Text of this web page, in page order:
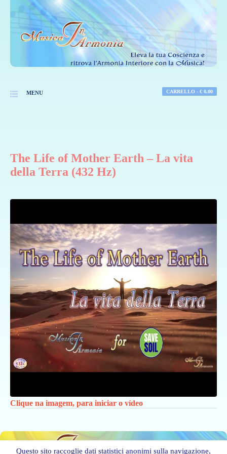
MENU CARRELLO - € 0,00
The Life of Mother Earth – La vita
della Terra (432 Hz)
Clique na imagem, para iniciar o vídeo
Questo sito raccoglie dati statistici anonimi sulla navigazione,